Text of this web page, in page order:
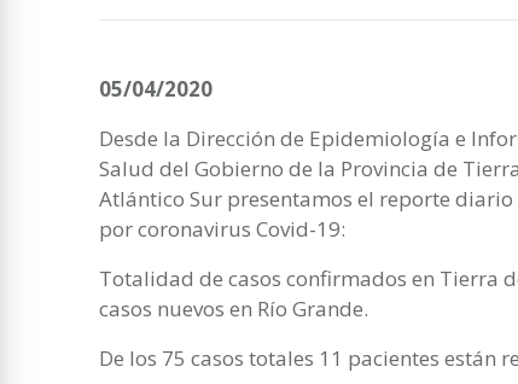
05/04/2020
Desde la Dirección de Epidemiología e
Salud del Gobierno de la Provincia de
Atlántico Sur presentamos el reporte
por coronavirus Covid-19:
Totalidad de casos confirmados en Tierra
casos nuevos en Río Grande.
De los 75 casos totales 11 pacientes están